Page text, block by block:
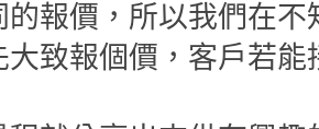
的報價，所以我們在
大致報個價，客戶若